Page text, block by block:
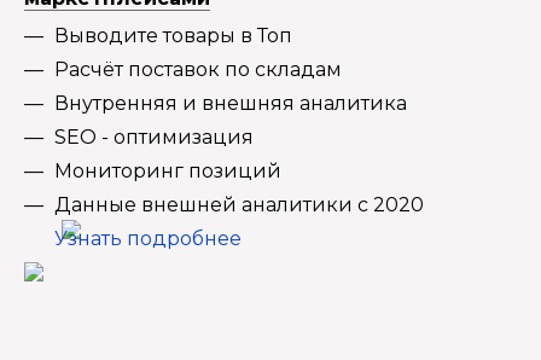
Выводите товары в Топ
Расчёт поставок по складам
Внутренняя и внешняя аналитика
SEO - оптимизация
Мониторинг позиций
Данные внешней аналитики с 2020
Узнать подробнее